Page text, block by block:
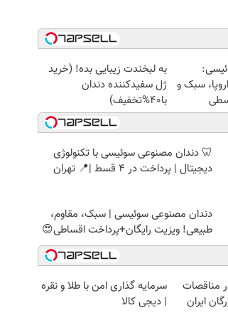
سبک و
به لبخندت زیبایی بده! (خرید
ژل سفیدکننده دندان
با40%تخفیف)
🦷 دندان مصنوعی سوئیسی با تکنولوژی
دیجیتال | پرداخت در 4 قسط |📍 تهران
دندان مصنوعی سوئیسی | سبک، مقاوم،
طبیعی! ویزیت رایگان+پرداخت اقساطی😍
مناقصات
ایران
سرمایه گذاری امن با طلا و نقره
| دیجی کالا